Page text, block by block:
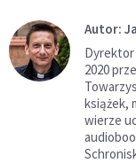
Autor:
Dyrektor
2020
książek,
wierze